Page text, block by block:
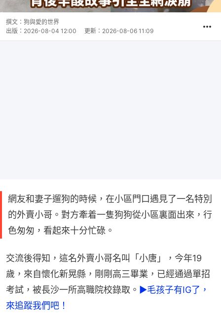
撰文： 狗與愛的世界
出版： 2026-08-04 12:00 更新： 2026-08-06 11:09
網友和妻子遛狗的時候，在小區門口遇見了一名特別
的外賣小哥。對方牽着一隻狗狗從小區裏面出來，行
色匆匆，看起來十分忙碌。
交流後得知，這名外賣小哥名叫「小唐」，今年19
歲，來自懷化新晃縣，剛剛高三畢業，已經通過單招
考試，被長沙一所高職院校錄取。 ►毛孩子有IG了，
來追蹤我們吧！